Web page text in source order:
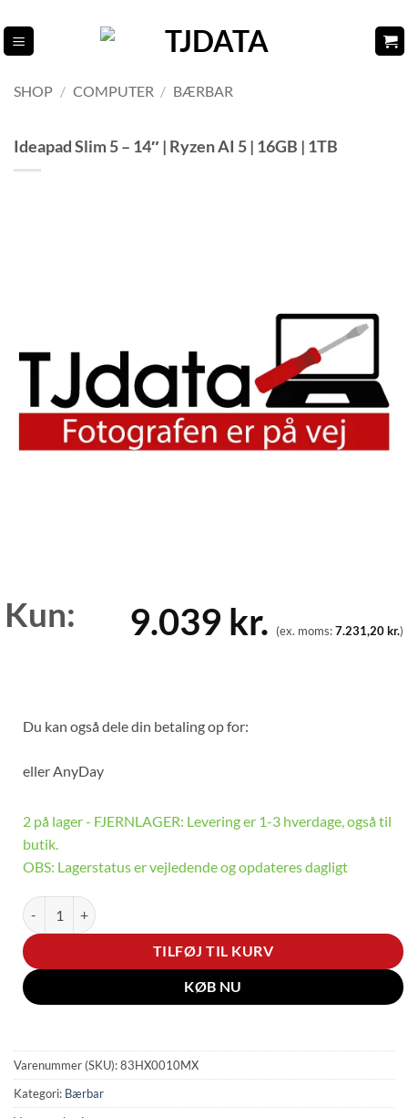
til
indhold
SHOP / COMPUTER / BÆRBAR
Ideapad Slim 5 – 14″ | Ryzen AI 5 | 16GB | 1TB
Kun: 9.039 kr. (ex. moms:7.231,20kr.)
Du kan også dele din betaling op for:
eller AnyDay
2 på lager - FJERNLAGER: Levering er 1-3 hverdage, også til
butik.
OBS: Lagerstatus er vejledende og opdateres dagligt
Ideapad Slim 5 - 14" | Ryzen AI 5 | 16GB | 1TB antal
TILFØJ TIL KURV
KØB NU
Varenummer (SKU):83HX0010MX
Kategori: Bærbar